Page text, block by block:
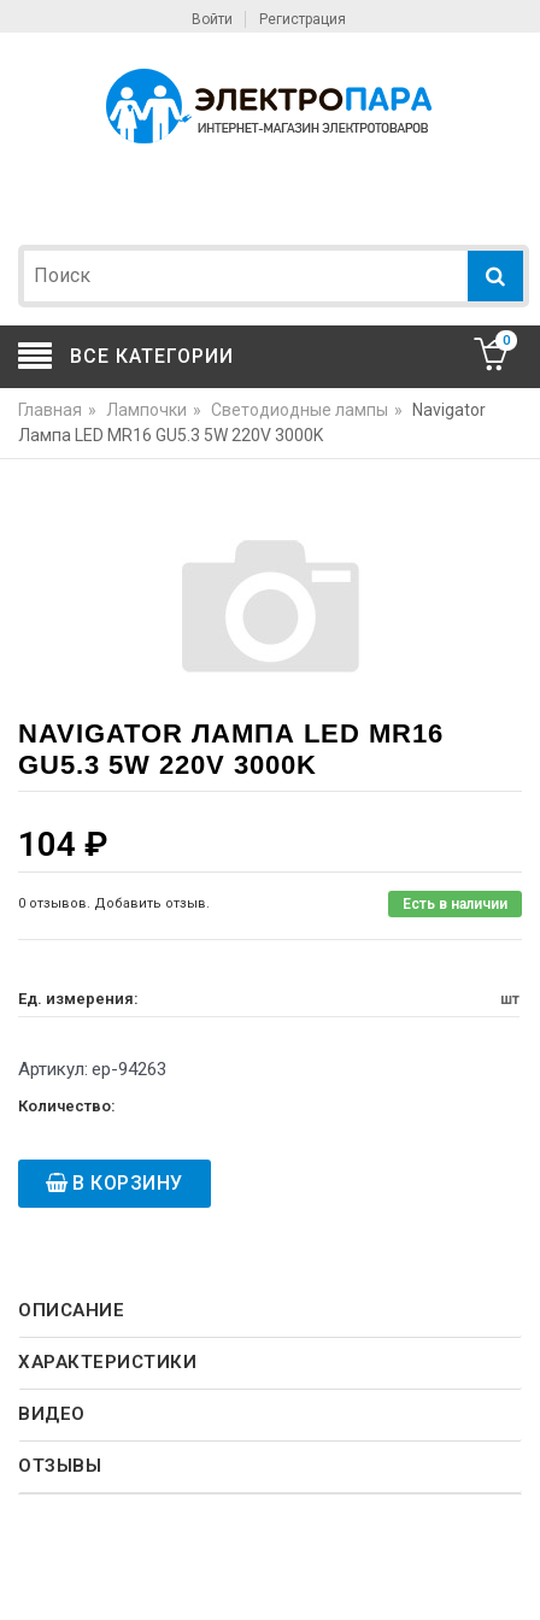
Войти Регистрация
ВСЕ КАТЕГОРИИ
0
Главная » Лампочки » Светодиодные лампы »
Navigator
Лампа LED MR16 GU5.3 5W 220V 3000K
NAVIGATOR ЛАМПА LED MR16
GU5.3 5W 220V 3000K
104 ₽
0 отзывов. Добавить отзыв. Есть в наличии
Ед. измерения: шт
Артикул: ep-94263
Количество:
В КОРЗИНУ
ОПИСАНИЕ
ХАРАКТЕРИСТИКИ
ВИДЕО
ОТЗЫВЫ